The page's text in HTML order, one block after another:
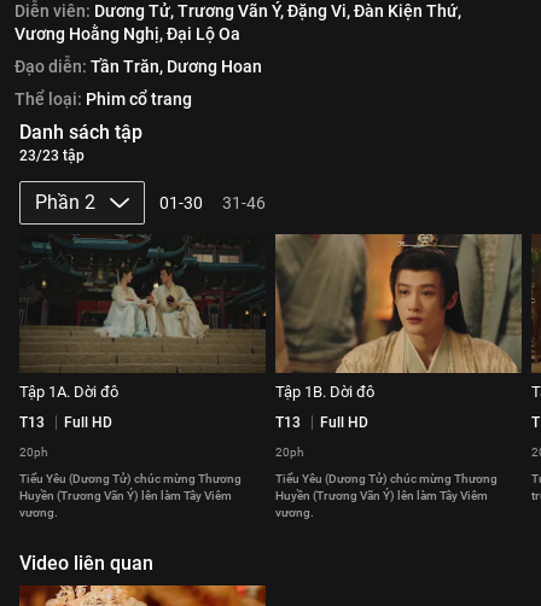
Diễn viên: Dương Tử,Trương Vãn Ý,Đặng Vi,Đàn Kiện Thứ,
Vương Hoằng Nghị,Đại Lộ Oa
Đạo diễn: Tần Trăn, Dương Hoan
Thể loại: Phim cổ trang
Danh sách tập
23/23 tập
Phần 2 01-30 31-46
Tập 1A. Dời đô
T13 Full HD
20ph
Tiểu Yêu (Dương Tử) chúc mừng Thương
Huyền (Trương Vãn Ý) lên làm Tây Viêm
vương.
Tập 1B. Dời đô
T13 Full HD
20ph
Tiểu Yêu (Dương Tử) chúc mừng Thương
Huyền (Trương Vãn Ý) lên làm Tây Viêm
vương.
Video liên quan